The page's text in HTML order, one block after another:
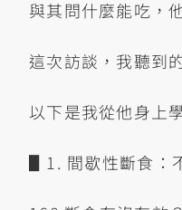
與其問什麼能吃，
這次訪談，我聽到
以下是我從他身上
▋1. 間歇性斷食：